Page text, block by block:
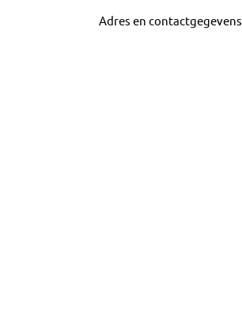
Adres en contactgegevens